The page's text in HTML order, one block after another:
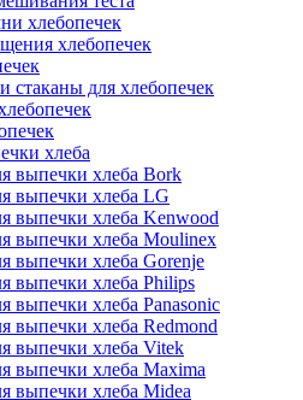
хлебопечек
хлебопечек
для хлебопечек
хлеба
выпечки хлеба Bork
выпечки хлеба LG
выпечки хлеба Kenwood
выпечки хлеба Moulinex
выпечки хлеба Gorenje
выпечки хлеба Philips
выпечки хлеба Panasonic
выпечки хлеба Redmond
выпечки хлеба Vitek
выпечки хлеба Maxima
выпечки хлеба Midea